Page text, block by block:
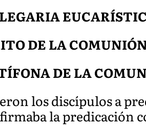
DE LA
DE LA
los discípulos a
la predicación